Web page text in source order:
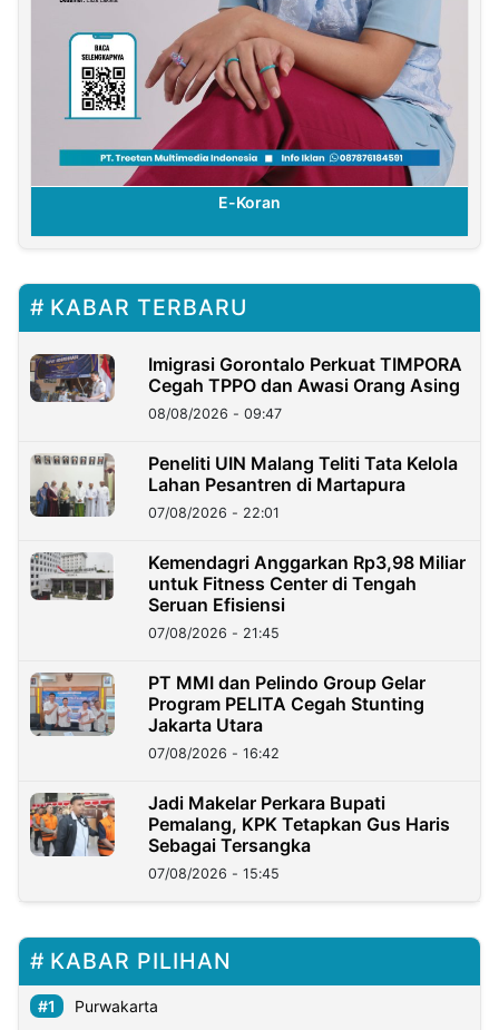
E-Koran
KABAR TERBARU
Imigrasi Gorontalo Perkuat TIMPORA
Cegah TPPO dan Awasi Orang Asing
08/08/2026 - 09:47
Peneliti UIN Malang Teliti Tata Kelola
Lahan Pesantren di Martapura
07/08/2026 - 22:01
Kemendagri Anggarkan Rp3,98 Miliar
untuk Fitness Center di Tengah
Seruan Efisiensi
07/08/2026 - 21:45
PT MMI dan Pelindo Group Gelar
Program PELITA Cegah Stunting
Jakarta Utara
07/08/2026 - 16:42
Jadi Makelar Perkara Bupati
Pemalang, KPK Tetapkan Gus Haris
Sebagai Tersangka
07/08/2026 - 15:45
KABAR PILIHAN
Purwakarta